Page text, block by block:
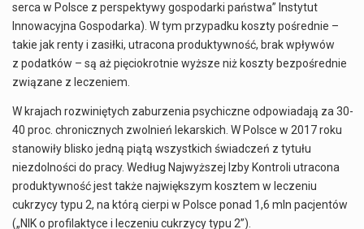
serca w Polsce z perspektywy gospodarki państwa” Instytut
Innowacyjna Gospodarka). W tym przypadku koszty pośrednie –
takie jak renty i zasiłki, utracona produktywność, brak wpływów
z podatków – są aż pięciokrotnie wyższe niż koszty bezpośrednie
związane z leczeniem.
W krajach rozwiniętych zaburzenia psychiczne odpowiadają za 30-
40 proc. chronicznych zwolnień lekarskich. W Polsce w 2017 roku
stanowiły blisko jedną piątą wszystkich świadczeń z tytułu
niezdolności do pracy. Według Najwyższej Izby Kontroli utracona
produktywność jest także największym kosztem w leczeniu
cukrzycy typu 2, na którą cierpi w Polsce ponad 1,6 mln pacjentów
(„NIK o profilaktyce i leczeniu cukrzycy typu 2”).